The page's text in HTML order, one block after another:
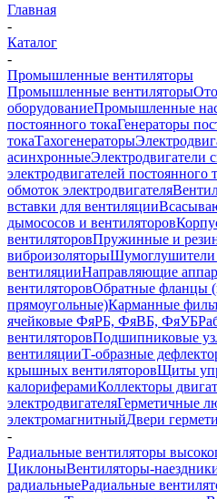
Главная
-
Каталог
-
Промышленные вентиляторы
Промышленные вентиляторы
оборудованиеПромышленные
постоянного токаГенераторы
токаТахогенераторы
асинхронныеЭлектродвигатели
электродвигателей постоянного
обмоток электродвигателя
вставки для вентиляции
дымососов и вентиляторов
вентиляторовПружинные и
виброизоляторыШумоглушители
вентиляцииНаправляющие
вентиляторовОбратные фланцы
прямоугольные)Карманные
ячейковые ФяРБ, ФяВБ, ФяУБ
вентиляторовПодшипниковые
вентиляцииТ-образные
крышных вентиляторовЩиты
калориферамиКоллекторы
электродвигателяГерметичные
электромагнитныйДвери
-
Радиальные вентиляторы
ЦиклоныВентиляторы-
радиальныеРадиальные